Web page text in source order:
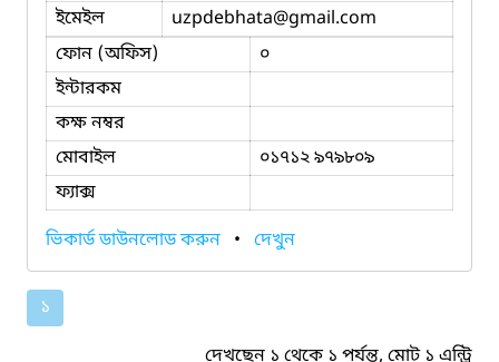
ইমেইল
uzpdebhata@gmail.com
ফোন (অফিস)
০
ইন্টারকম
কক্ষ নম্বর
মোবাইল
০১৭১২ ৯৭৯৮০৯
ফ্যাক্স
ভিকার্ড ডাউনলোড করুন • দেখুন
১
দেখছেন ১ থেকে ১ পর্যন্ত, মোট ১ এন্ট্রি